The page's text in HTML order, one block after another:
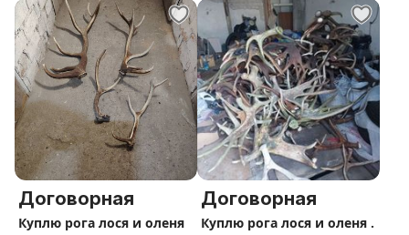
Договорная
Куплю рога лося и оленя
Договорная
Куплю рога лося и оленя .